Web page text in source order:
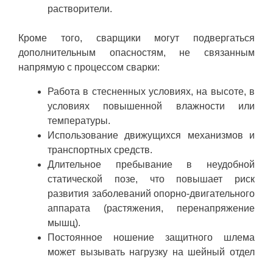
растворители.
Кроме того, сварщики могут подвергаться
дополнительным опасностям, не связанным
напрямую с процессом сварки:
Работа в стесненных условиях, на высоте, в
условиях повышенной влажности или
температуры.
Использование движущихся механизмов и
транспортных средств.
Длительное пребывание в неудобной
статической позе, что повышает риск
развития заболеваний опорно-двигательного
аппарата (растяжения, перенапряжение
мышц).
Постоянное ношение защитного шлема
может вызывать нагрузку на шейный отдел